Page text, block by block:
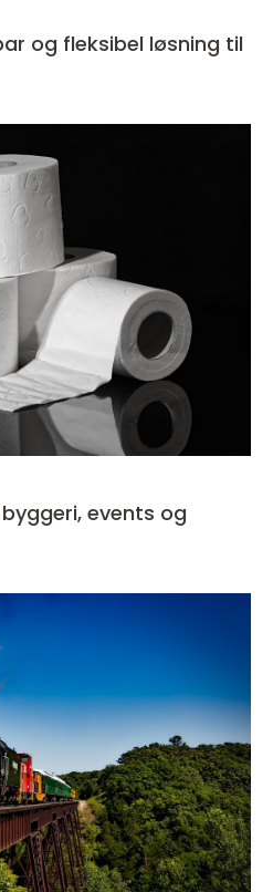
og fleksibel løsning til
events og